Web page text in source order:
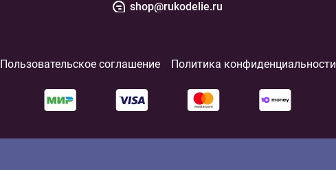
shop@rukodelie.ru
Пользовательское соглашение Политика конфиденциальности